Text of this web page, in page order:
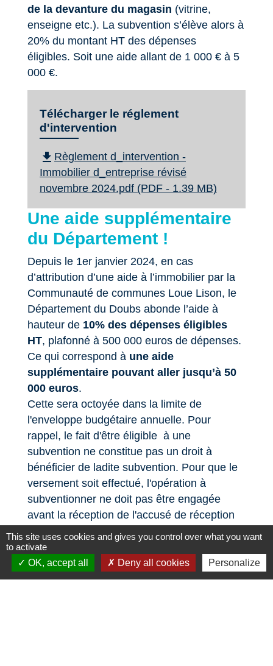
de la devanture du magasin (vitrine,
enseigne etc.). La subvention s’élève alors à
20% du montant HT des dépenses
éligibles. Soit une aide allant de 1 000 € à 5
000 €.
Télécharger le réglement
d'intervention
file_download Règlement d_intervention -
Immobilier d_entreprise révisé
novembre 2024.pdf (PDF - 1.39 MB)
Une aide supplémentaire
du Département !
Depuis le 1er janvier 2024, en cas
d’attribution d’une aide à l’immobilier par la
Communauté de communes Loue Lison, le
Département du Doubs abonde l’aide à
hauteur de 10% des dépenses éligibles
HT, plafonné à 500 000 euros de dépenses.
Ce qui correspond à une aide
supplémentaire pouvant aller jusqu’à 50
000 euros.
Cette sera octoyée dans la limite de
l'enveloppe budgétaire annuelle. Pour
rappel, le fait d'être éligible à une
subvention ne constitue pas un droit à
bénéficier de ladite subvention. Pour que le
versement soit effectué, l'opération à
subventionner ne doit pas être engagée
avant la réception de l'accusé de réception
de dossier complet.
This site uses cookies and gives you control over what you want
to activate
OK, accept all
Deny all cookies Personalize